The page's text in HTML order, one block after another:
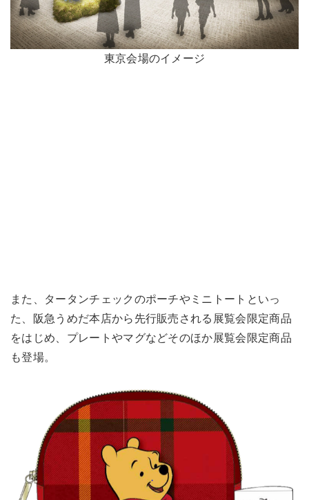
東京会場のイメージ
また、タータンチェックのポーチやミニトートといっ
た、阪急うめだ本店から先行販売される展覧会限定商品
をはじめ、プレートやマグなどそのほか展覧会限定商品
も登場。